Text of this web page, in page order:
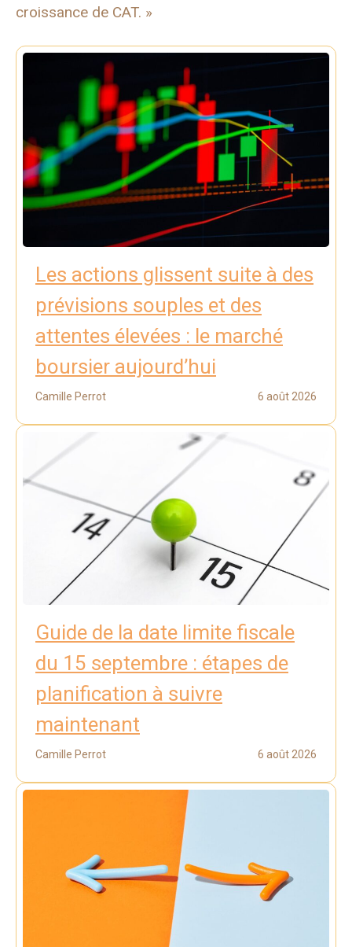
croissance de CAT. »
Les actions glissent suite à des
prévisions souples et des
attentes élevées : le marché
boursier aujourd’hui
Camille Perrot 6 août 2026
Guide de la date limite fiscale
du 15 septembre : étapes de
planification à suivre
maintenant
Camille Perrot 6 août 2026